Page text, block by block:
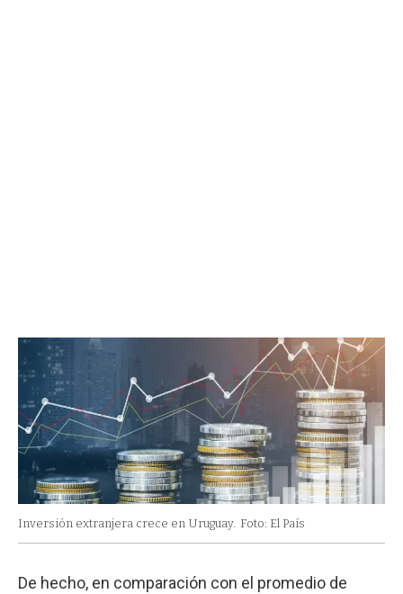
Inversión extranjera crece en Uruguay. Foto: El País
De hecho, en comparación con el promedio de